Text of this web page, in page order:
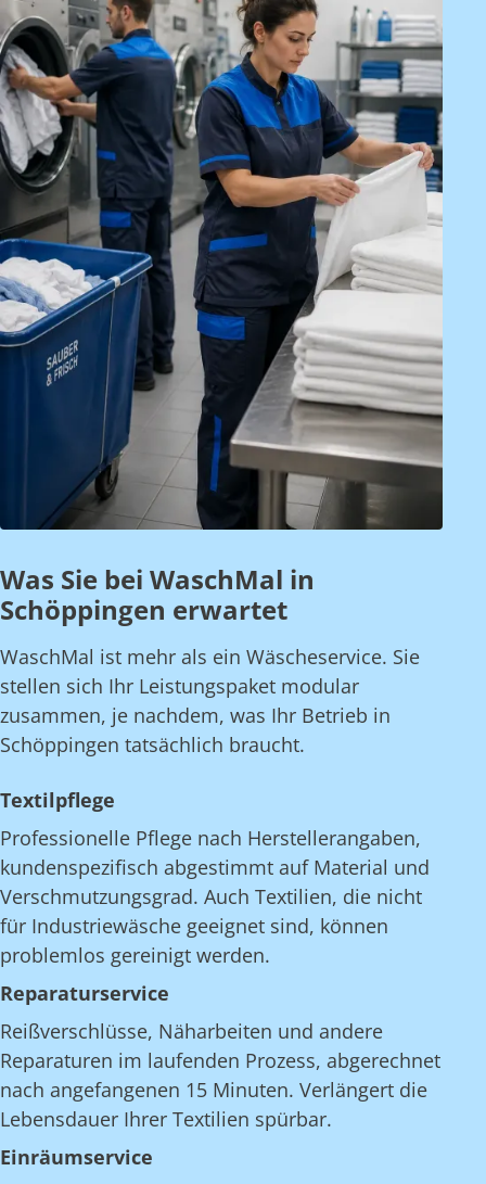
Was Sie bei WaschMal in
Schöppingen erwartet
WaschMal ist mehr als ein Wäscheservice. Sie
stellen sich Ihr Leistungspaket modular
zusammen, je nachdem, was Ihr Betrieb in
Schöppingen tatsächlich braucht.
Textilpflege
Professionelle Pflege nach Herstellerangaben,
kundenspezifisch abgestimmt auf Material und
Verschmutzungsgrad. Auch Textilien, die nicht
für Industriewäsche geeignet sind, können
problemlos gereinigt werden.
Reparaturservice
Reißverschlüsse, Näharbeiten und andere
Reparaturen im laufenden Prozess, abgerechnet
nach angefangenen 15 Minuten. Verlängert die
Lebensdauer Ihrer Textilien spürbar.
Einräumservice